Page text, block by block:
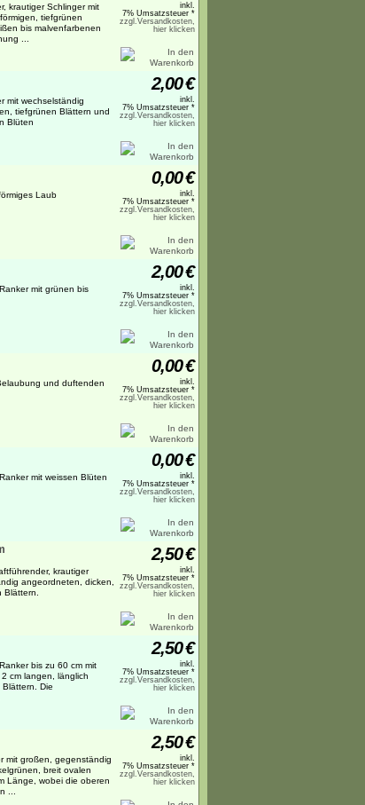
krautiger Schlinger mit
tiefgrünen
bis malvenfarbenen
...
inkl.
7% Umsatzsteuer *
zzgl.Versandkosten,
hier klicken
mit wechselständig
tiefgrünen Blättern und
Blüten
2,00€
inkl.
7% Umsatzsteuer *
zzgl.Versandkosten,
hier klicken
Laub
0,00€
inkl.
7% Umsatzsteuer *
zzgl.Versandkosten,
hier klicken
mit grünen bis
2,00€
inkl.
7% Umsatzsteuer *
zzgl.Versandkosten,
hier klicken
und duftenden
0,00€
inkl.
7% Umsatzsteuer *
zzgl.Versandkosten,
hier klicken
mit weissen Blüten
0,00€
inkl.
7% Umsatzsteuer *
zzgl.Versandkosten,
hier klicken
krautiger
angeordneten, dicken,
2,50€
inkl.
7% Umsatzsteuer *
zzgl.Versandkosten,
hier klicken
bis zu 60 cm mit
cm langen, länglich
Die
2,50€
inkl.
7% Umsatzsteuer *
zzgl.Versandkosten,
hier klicken
mit großen, gegenständig
breit ovalen
Länge, wobei die oberen
...
2,50€
inkl.
7% Umsatzsteuer *
zzgl.Versandkosten,
hier klicken